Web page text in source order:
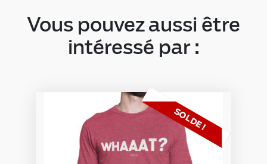
Vous pouvez aussi être
intéressé par :
SOLDE !